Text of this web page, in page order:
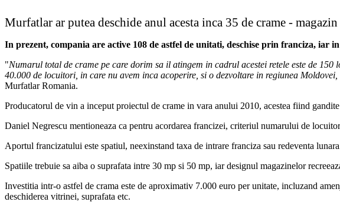
Murfatlar ar putea deschide anul acesta inca 35 de crame - magazin
In prezent, compania are active 108 de astfel de unitati, deschise prin franciza, iar
"Numarul total de crame pe care dorim sa il atingem in cadrul acestei retele este de
40.000 de locuitori, in care nu avem inca acoperire, si o dezvoltare in regiunea
Murfatlar Romania.
Producatorul de vin a inceput proiectul de crame in vara anului 2010, acestea fiind
Daniel Negrescu mentioneaza ca pentru acordarea francizei, criteriul numarului de
Aportul francizatului este spatiul, neexinstand taxa de intrare franciza sau redeventa
Spatiile trebuie sa aiba o suprafata intre 30 mp si 50 mp, iar designul magazinelor
Investitia intr-o astfel de crama este de aproximativ 7.000 euro per unitate, incluzand
deschiderea vitrinei, suprafata etc.